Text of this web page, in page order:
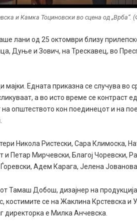
и Камка Тоциновски во сцена од „Врба“.
лани од 25 октомври близу
Дуње и Зович, на Трескавец, во
мајки. Едната приказна се случува во
а во исто време се контраст
на општеството кон поединецот и на
Никола Ристески, Сара Климоска,
Петар Мирчевски, Благој Чоревски,
Адем Карага, Јелена
Тамаш Добош, дизајнер на
се на Жаклина Крстевска и
директорка е Милка Анчевска.